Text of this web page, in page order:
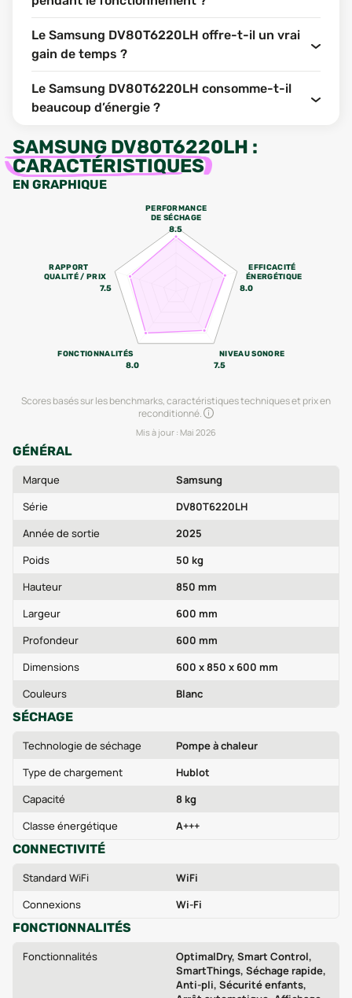
Le Samsung DV80T6220LH offre-t-il un vrai
gain de temps ?
Le Samsung DV80T6220LH consomme-t-il
beaucoup d’énergie ?
SAMSUNG DV80T6220LH :
CARACTÉRISTIQUES
EN GRAPHIQUE
PERFORMANCE
DE SÉCHAGE
8.5
EFFICACITÉ
ÉNERGÉTIQUE
8.0
NIVEAU SONORE
7.5
FONCTIONNALITÉS
8.0
RAPPORT
QUALITÉ / PRIX
7.5
Scores basés sur les benchmarks, caractéristiques techniques et prix en
reconditionné.
Mis à jour : Mai 2026
GÉNÉRAL
Marque
Samsung
Série
DV80T6220LH
Année de sortie
2025
Poids
50 kg
Hauteur
850 mm
Largeur
600 mm
Profondeur
600 mm
Dimensions
600 x 850 x 600 mm
Couleurs
Blanc
SÉCHAGE
Technologie de séchage
Pompe à chaleur
Type de chargement
Hublot
Capacité
8 kg
Classe énergétique
A+++
CONNECTIVITÉ
Standard WiFi
WiFi
Connexions
Wi-Fi
FONCTIONNALITÉS
Fonctionnalités
OptimalDry, Smart Control,
SmartThings, Séchage rapide,
Anti-pli, Sécurité enfants,